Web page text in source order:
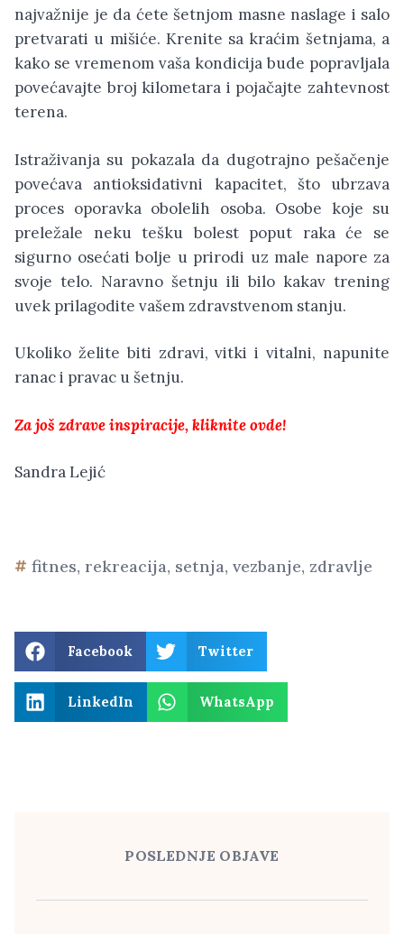
najvažnije je da ćete šetnjom masne naslage i salo
pretvarati u mišiće. Krenite sa kraćim šetnjama, a
kako se vremenom vaša kondicija bude popravljala
povećavajte broj kilometara i pojačajte zahtevnost
terena.
Istraživanja su pokazala da dugotrajno pešačenje
povećava antioksidativni kapacitet, što ubrzava
proces oporavka obolelih osoba. Osobe koje su
preležale neku tešku bolest poput raka će se
sigurno osećati bolje u prirodi uz male napore za
svoje telo. Naravno šetnju ili bilo kakav trening
uvek prilagodite vašem zdravstvenom stanju.
Ukoliko želite biti zdravi, vitki i vitalni, napunite
ranac i pravac u šetnju.
Za još zdrave inspiracije, kliknite ovde!
Sandra Lejić
fitnes, rekreacija, setnja, vezbanje, zdravlje
Facebook Twitter
LinkedIn WhatsApp
POSLEDNJE OBJAVE